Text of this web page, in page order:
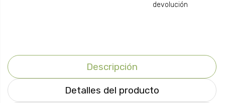
devolución
Descripción
Detalles del producto